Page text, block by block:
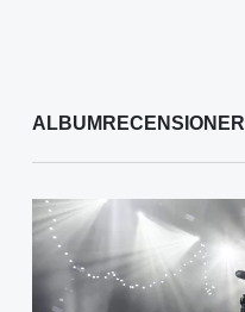
ALBUMRECENSIONER